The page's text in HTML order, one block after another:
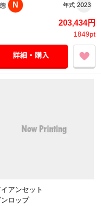
N 年式 2023
203,434円
1849pt
アンセット
ンロップ